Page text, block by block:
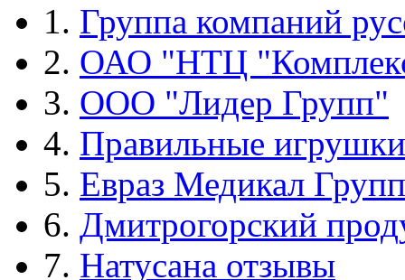
1. Группа компаний
2. ОАО "НТЦ
3. ООО "Лидер Групп"
4. Правильные игрушки
5. Евраз Медикал Групп
6. Дмитрогорский
7. Натусана отзывы